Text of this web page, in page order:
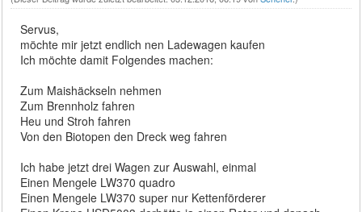
Servus,
möchte mir jetzt endlich nen Ladewagen kaufen
Ich möchte damit Folgendes machen:
Zum Maishäckseln nehmen
Zum Brennholz fahren
Heu und Stroh fahren
Von den Biotopen den Dreck weg fahren
Ich habe jetzt drei Wagen zur Auswahl, einmal
Einen Mengele LW370 quadro
Einen Mengele LW370 super nur Kettenförderer